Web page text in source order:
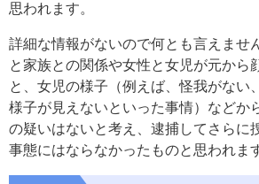
思われます。
詳細な情報がないので何とも言えませ
と家族との関係や女性と女児が元から
と、女児の様子（例えば、怪我がない
様子が見えないといった事情）などか
の疑いはないと考え、逮捕してさらに
事態にはならなかったものと思われま